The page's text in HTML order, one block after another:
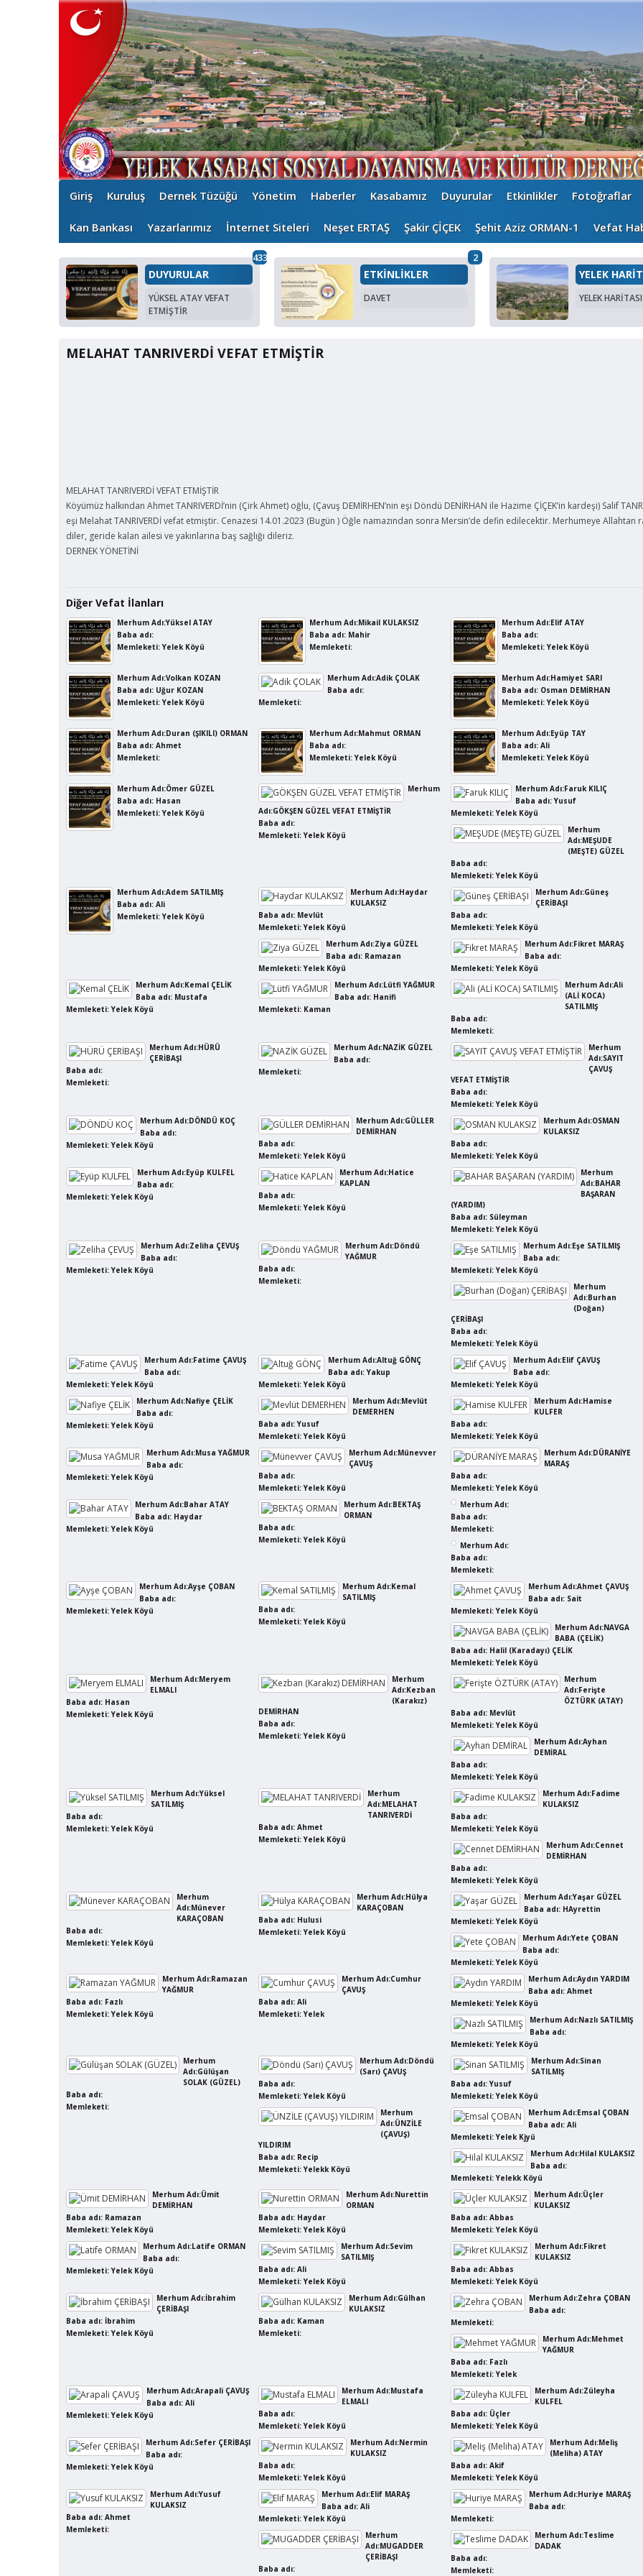
Giriş Kuruluş Dernek Tüzüğü Yönetim Haberler Kasabamız Duyurular Etkinlikler Fotoğraflar
Kan Bankası Yazarlarımız İnternet Siteleri Neşet ERTAŞ Şakir ÇİÇEK Şehit Aziz ORMAN-1 Vefat
433
DUYURULAR
YÜKSEL ATAY VEFAT
ETMİŞTİR
2
ETKİNLİKLER
DAVET
YELEK
YELEK HARİTASI
MELAHAT TANRIVERDİ VEFAT ETMİŞTİR
MELAHAT TANRIVERDİ VEFAT ETMİŞTİR
Köyümüz halkından Ahmet TANRIVERDİ’nin (Çirk Ahmet) oğlu, (Çavuş DEMİRHEN’nin eşi Döndü DENİRHAN ile Hazime ÇİÇEK’in kardeşi) Salif
eşi Melahat TANRIVERDİ vefat etmiştir. Cenazesi 14.01.2023 (Bugün ) Öğle namazından sonra Mersin’de defin edilecektir. Merhumeye Allahtan
diler, geride kalan ailesi ve yakınlarına baş sağlığı dileriz.
DERNEK YÖNETİNİ
Diğer Vefat İlanları
Merhum Adı:Yüksel ATAY
Baba adı:
Memleketi: Yelek Köyü
Merhum Adı:Mikail KULAKSIZ
Baba adı: Mahir
Memleketi:
Merhum Adı:Elif ATAY
Baba adı:
Memleketi: Yelek Köyü
Merhum Adı:Volkan KOZAN
Baba adı: Uğur KOZAN
Memleketi: Yelek Köyü
Merhum Adı:Adik ÇOLAK
Baba adı:
Memleketi:
Merhum Adı:Hamiyet SARI
Baba adı: Osman DEMİRHAN
Memleketi: Yelek Köyü
Merhum Adı:Duran (ŞIKILI) ORMAN
Baba adı: Ahmet
Memleketi:
Merhum Adı:Mahmut ORMAN
Baba adı:
Memleketi: Yelek Köyü
Merhum Adı:Eyüp TAY
Baba adı: Ali
Memleketi: Yelek Köyü
Merhum Adı:Ömer GÜZEL
Baba adı: Hasan
Memleketi: Yelek Köyü
Merhum
Adı:GÖKŞEN GÜZEL VEFAT ETMİŞTİR
Baba adı:
Memleketi: Yelek Köyü
Merhum Adı:Faruk KILIÇ
Baba adı: Yusuf
Memleketi: Yelek Köyü
Merhum
Adı:MEŞUDE
(MEŞTE) GÜZEL
Baba adı:
Memleketi: Yelek Köyü
Merhum Adı:Adem SATILMIŞ
Baba adı: Ali
Memleketi: Yelek Köyü
Merhum Adı:Haydar
KULAKSIZ
Baba adı: Mevlüt
Memleketi: Yelek Köyü
Merhum Adı:Güneş
ÇERİBAŞI
Baba adı:
Memleketi: Yelek Köyü
Merhum Adı:Ziya GÜZEL
Baba adı: Ramazan
Memleketi: Yelek Köyü
Merhum Adı:Fikret MARAŞ
Baba adı:
Memleketi: Yelek Köyü
Merhum Adı:Kemal ÇELİK
Baba adı: Mustafa
Memleketi: Yelek Köyü
Merhum Adı:Lütfi YAĞMUR
Baba adı: Hanifi
Memleketi: Kaman
Merhum Adı:Ali
(ALİ KOCA)
SATILMIŞ
Baba adı:
Memleketi:
Merhum Adı:HÜRÜ
ÇERİBAŞI
Baba adı:
Memleketi:
Merhum Adı:NAZİK GÜZEL
Baba adı:
Memleketi:
Merhum
Adı:SAYIT
ÇAVUŞ
VEFAT ETMİŞTİR
Baba adı:
Memleketi: Yelek Köyü
Merhum Adı:DÖNDÜ KOÇ
Baba adı:
Memleketi: Yelek Köyü
Merhum Adı:GÜLLER
DEMİRHAN
Baba adı:
Memleketi: Yelek Köyü
Merhum Adı:OSMAN
KULAKSIZ
Baba adı:
Memleketi: Yelek Köyü
Merhum Adı:Eyüp KULFEL
Baba adı:
Memleketi: Yelek Köyü
Merhum Adı:Hatice
KAPLAN
Baba adı:
Memleketi: Yelek Köyü
Merhum
Adı:BAHAR
BAŞARAN
(YARDIM)
Baba adı: Süleyman
Memleketi: Yelek Köyü
Merhum Adı:Zeliha ÇEVUŞ
Baba adı:
Memleketi: Yelek Köyü
Merhum Adı:Döndü
YAĞMUR
Baba adı:
Memleketi:
Merhum Adı:Eşe SATILMIŞ
Baba adı:
Memleketi: Yelek Köyü
Merhum
Adı:Burhan
(Doğan)
ÇERİBAŞI
Baba adı:
Memleketi: Yelek Köyü
Merhum Adı:Fatime ÇAVUŞ
Baba adı:
Memleketi: Yelek Köyü
Merhum Adı:Altuğ GÖNÇ
Baba adı: Yakup
Memleketi: Yelek Köyü
Merhum Adı:Elif ÇAVUŞ
Baba adı:
Memleketi: Yelek Köyü
Merhum Adı:Nafiye ÇELİK
Baba adı:
Memleketi: Yelek Köyü
Merhum Adı:Mevlüt
DEMERHEN
Baba adı: Yusuf
Memleketi: Yelek Köyü
Merhum Adı:Hamise
KULFER
Baba adı:
Memleketi: Yelek Köyü
Merhum Adı:Musa YAĞMUR
Baba adı:
Memleketi: Yelek Köyü
Merhum Adı:Münevver
ÇAVUŞ
Baba adı:
Memleketi: Yelek Köyü
Merhum Adı:DÜRANİYE
MARAŞ
Baba adı:
Memleketi: Yelek Köyü
Merhum Adı:Bahar ATAY
Baba adı: Haydar
Memleketi: Yelek Köyü
Merhum Adı:BEKTAŞ
ORMAN
Baba adı:
Memleketi: Yelek Köyü
Merhum Adı:
Baba adı:
Memleketi:
Merhum Adı:
Baba adı:
Memleketi:
Merhum Adı:Ayşe ÇOBAN
Baba adı:
Memleketi: Yelek Köyü
Merhum Adı:Kemal
SATILMIŞ
Baba adı:
Memleketi: Yelek Köyü
Merhum Adı:Ahmet ÇAVUŞ
Baba adı: Sait
Memleketi: Yelek Köyü
Merhum Adı:NAVGA
BABA (ÇELİK)
Baba adı: Halil (Karadayı) ÇELİK
Memleketi: Yelek Köyü
Merhum Adı:Meryem
ELMALI
Baba adı: Hasan
Memleketi: Yelek Köyü
Merhum
Adı:Kezban
(Karakız)
DEMİRHAN
Baba adı:
Memleketi: Yelek Köyü
Merhum
Adı:Ferişte
ÖZTÜRK (ATAY)
Baba adı: Mevlüt
Memleketi: Yelek Köyü
Merhum Adı:Ayhan
DEMİRAL
Baba adı:
Memleketi: Yelek Köyü
Merhum Adı:Yüksel
SATILMIŞ
Baba adı:
Memleketi: Yelek Köyü
Merhum
Adı:MELAHAT
TANRIVERDİ
Baba adı: Ahmet
Memleketi: Yelek Köyü
Merhum Adı:Fadime
KULAKSIZ
Baba adı:
Memleketi: Yelek Köyü
Merhum Adı:Cennet
DEMİRHAN
Baba adı:
Memleketi: Yelek Köyü
Merhum
Adı:Münever
KARAÇOBAN
Baba adı:
Memleketi: Yelek Köyü
Merhum Adı:Hülya
KARAÇOBAN
Baba adı: Hulusi
Memleketi: Yelek Köyü
Merhum Adı:Yaşar GÜZEL
Baba adı: HAyrettin
Memleketi: Yelek Köyü
Merhum Adı:Yete ÇOBAN
Baba adı:
Memleketi: Yelek Köyü
Merhum Adı:Ramazan
YAĞMUR
Baba adı: Fazlı
Memleketi: Yelek Köyü
Merhum Adı:Cumhur
ÇAVUŞ
Baba adı: Ali
Memleketi: Yelek
Merhum Adı:Aydın YARDIM
Baba adı: Ahmet
Memleketi: Yelek Köyü
Merhum Adı:Nazlı SATILMIŞ
Baba adı:
Memleketi: Yelek Köyü
Merhum
Adı:Gülüşan
SOLAK (GÜZEL)
Baba adı:
Memleketi:
Merhum Adı:Döndü
(Sarı) ÇAVUŞ
Baba adı:
Memleketi: Yelek Köyü
Merhum Adı:Sinan
SATILMIŞ
Baba adı: Yusuf
Memleketi: Yelek Köyü
Merhum
Adı:ÜNZİLE
(ÇAVUŞ)
YILDIRIM
Baba adı: Recip
Memleketi: Yelekk Köyü
Merhum Adı:Emsal ÇOBAN
Baba adı: Ali
Memleketi: Yelek Kjyü
Merhum Adı:Hilal KULAKSIZ
Baba adı:
Memleketi: Yelekk Köyü
Merhum Adı:Ümit
DEMİRHAN
Baba adı: Ramazan
Memleketi: Yelek Köyü
Merhum Adı:Nurettin
ORMAN
Baba adı: Haydar
Memleketi: Yelek Köyü
Merhum Adı:Üçler
KULAKSIZ
Baba adı: Abbas
Memleketi: Yelek Köyü
Merhum Adı:Latife ORMAN
Baba adı:
Memleketi: Yelek Köyü
Merhum Adı:Sevim
SATILMIŞ
Baba adı: Ali
Memleketi: Yelek Köyü
Merhum Adı:Fikret
KULAKSIZ
Baba adı: Abbas
Memleketi: Yelek Köyü
Merhum Adı:İbrahim
ÇERİBAŞI
Baba adı: İbrahim
Memleketi: Yelek Köyü
Merhum Adı:Gülhan
KULAKSIZ
Baba adı: Kaman
Memleketi:
Merhum Adı:Zehra ÇOBAN
Baba adı:
Memleketi:
Merhum Adı:Mehmet
YAĞMUR
Baba adı: Fazlı
Memleketi: Yelek
Merhum Adı:Arapali ÇAVUŞ
Baba adı: Ali
Memleketi: Yelek Köyü
Merhum Adı:Mustafa
ELMALI
Baba adı:
Memleketi: Yelek Köyü
Merhum Adı:Züleyha
KULFEL
Baba adı: Üçler
Memleketi: Yelek Köyü
Merhum Adı:Sefer ÇERİBAŞI
Baba adı:
Memleketi: Yelek Köyü
Merhum Adı:Nermin
KULAKSIZ
Baba adı:
Memleketi: Yelek Köyü
Merhum Adı:Meliş
(Meliha) ATAY
Baba adı: Akif
Memleketi: Yelek Köyü
Merhum Adı:Yusuf
KULAKSIZ
Baba adı: Ahmet
Memleketi:
Merhum Adı:Elif MARAŞ
Baba adı: Ali
Memleketi: Yelek Köyü
Merhum Adı:Huriye MARAŞ
Baba adı:
Memleketi:
Merhum
Adı:MUGADDER
ÇERİBAŞI
Baba adı:
Merhum Adı:Teslime
DADAK
Baba adı:
Memleketi: